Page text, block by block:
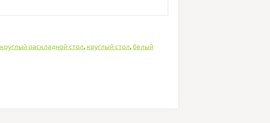
круглый раскладной стол, круглый стол, белый